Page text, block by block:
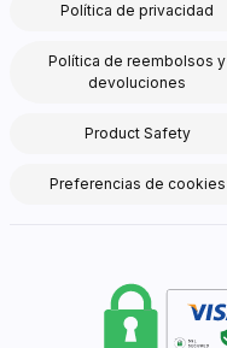
Política de privacidad
Política de reembolsos y
devoluciones
Product Safety
Preferencias de cookies